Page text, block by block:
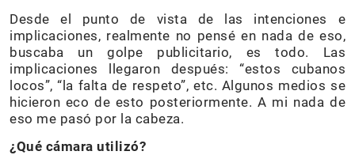
Desde el punto de vista de las intenciones e
implicaciones, realmente no pensé en nada de eso,
buscaba un golpe publicitario, es todo. Las
implicaciones llegaron después: “estos cubanos
locos”, “la falta de respeto”, etc. Algunos medios se
hicieron eco de esto posteriormente. A mi nada de
eso me pasó por la cabeza.
¿Qué cámara utilizó?